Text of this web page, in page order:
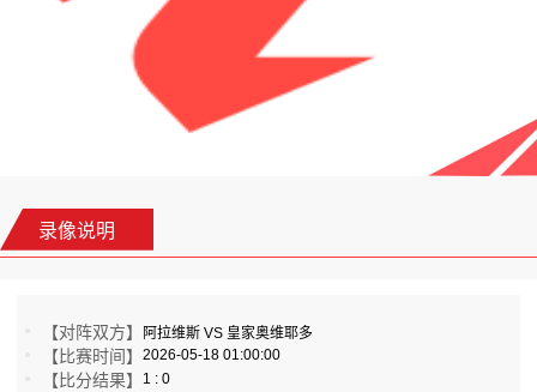
录像说明
【对阵双方】 阿拉维斯 VS 皇家奥维耶多
【比赛时间】2026-05-18 01:00:00
【比分结果】 1 : 0